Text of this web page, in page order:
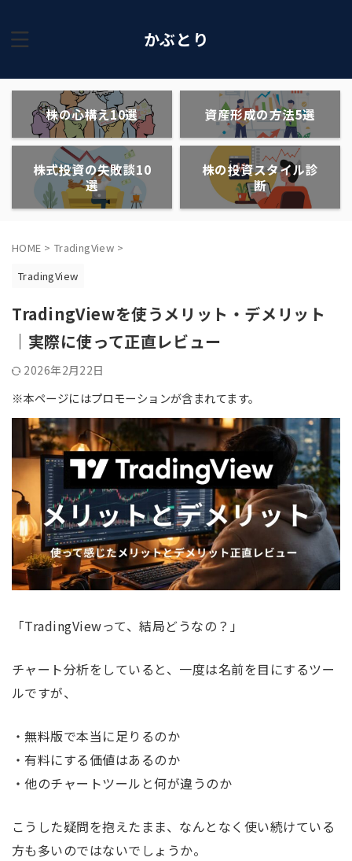
かぶとり
株の心構え10選 資産形成の方法5選
株式投資の失敗談10
選
株の投資スタイル診
断
HOME > TradingView >
TradingView
TradingViewを使うメリット・デメリット
｜実際に使って正直レビュー
2026年2月22日
※本ページにはプロモーションが含まれてます。
「TradingViewって、結局どうなの？」
チャート分析をしていると、一度は名前を目にするツー
ルですが、
・無料版で本当に足りるのか
・有料にする価値はあるのか
・他のチャートツールと何が違うのか
こうした疑問を抱えたまま、なんとなく使い続けている
方も多いのではないでしょうか。